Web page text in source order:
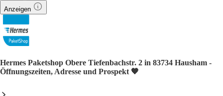
Anzeigen
Hermes Paketshop Obere Tiefenbachstr. 2 in 83734 Hausham -
Öffnungszeiten, Adresse und Prospekt 🧡